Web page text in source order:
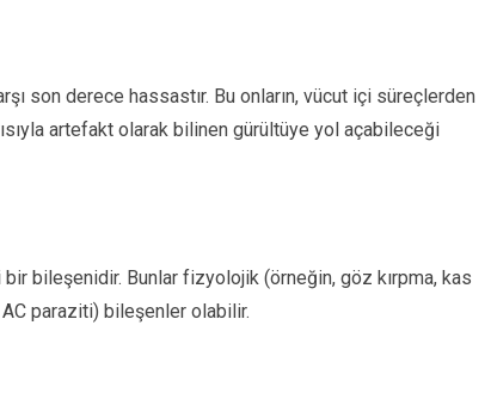
son derece hassastır. Bu onların, vücut içi süreçlerden
artefakt olarak bilinen gürültüye yol açabileceği
bileşenidir. Bunlar fizyolojik (örneğin, göz kırpma, kas
paraziti) bileşenler olabilir.